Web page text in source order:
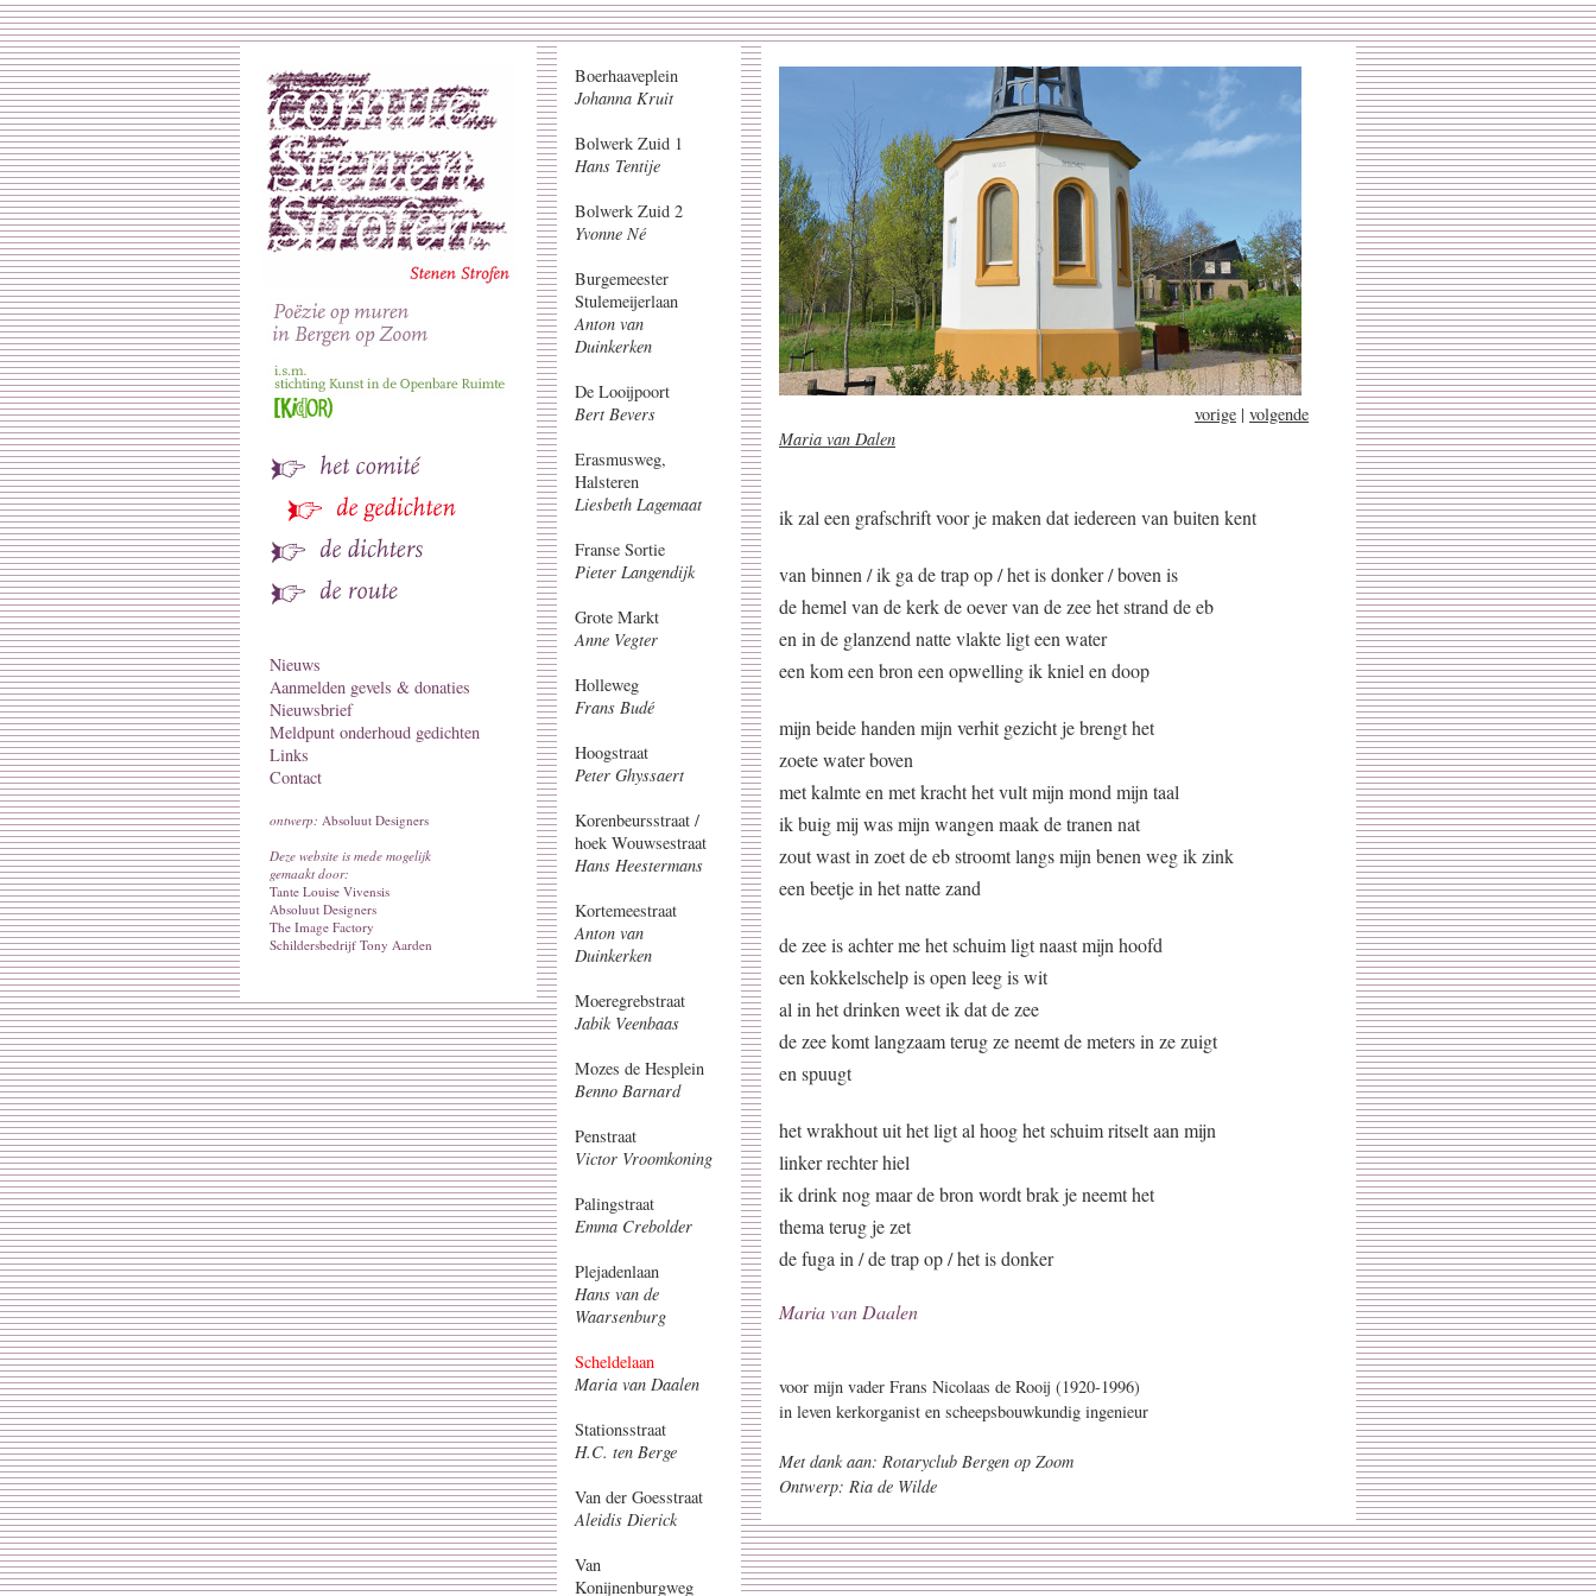
Nieuws
Aanmelden gevels & donaties
Nieuwsbrief
Meldpunt onderhoud gedichten
Links
Contact
ontwerp: Absoluut Designers
Deze website is mede mogelijk
gemaakt door:
Tante Louise Vivensis
Absoluut Designers
The Image Factory
Schildersbedrijf Tony Aarden
Boerhaaveplein
Johanna Kruit
Bolwerk Zuid 1
Hans Tentije
Bolwerk Zuid 2
Yvonne Né
Burgemeester
Stulemeijerlaan
Anton van
Duinkerken
De Looijpoort
Bert Bevers
Erasmusweg,
Halsteren
Liesbeth Lagemaat
Franse Sortie
Pieter Langendijk
Grote Markt
Anne Vegter
Holleweg
Frans Budé
Hoogstraat
Peter Ghyssaert
Korenbeursstraat /
hoek Wouwsestraat
Hans Heestermans
Kortemeestraat
Anton van
Duinkerken
Moeregrebstraat
Jabik Veenbaas
Mozes de Hesplein
Benno Barnard
Penstraat
Victor Vroomkoning
Palingstraat
Emma Crebolder
Plejadenlaan
Hans van de
Waarsenburg
Scheldelaan
Maria van Daalen
Stationsstraat
H.C. ten Berge
Van der Goesstraat
Aleidis Dierick
Van
Konijnenburgweg
vorige | volgende
Maria van Dalen
ik zal een grafschrift voor je maken dat iedereen van buiten kent
van binnen / ik ga de trap op / het is donker / boven is
de hemel van de kerk de oever van de zee het strand de eb
en in de glanzend natte vlakte ligt een water
een kom een bron een opwelling ik kniel en doop
mijn beide handen mijn verhit gezicht je brengt het
zoete water boven
met kalmte en met kracht het vult mijn mond mijn taal
ik buig mij was mijn wangen maak de tranen nat
zout wast in zoet de eb stroomt langs mijn benen weg ik zink
een beetje in het natte zand
de zee is achter me het schuim ligt naast mijn hoofd
een kokkelschelp is open leeg is wit
al in het drinken weet ik dat de zee
de zee komt langzaam terug ze neemt de meters in ze zuigt
en spuugt
het wrakhout uit het ligt al hoog het schuim ritselt aan mijn
linker rechter hiel
ik drink nog maar de bron wordt brak je neemt het
thema terug je zet
de fuga in / de trap op / het is donker
Maria van Daalen
voor mijn vader Frans Nicolaas de Rooij (1920-1996)
in leven kerkorganist en scheepsbouwkundig ingenieur
Met dank aan: Rotaryclub Bergen op Zoom
Ontwerp: Ria de Wilde